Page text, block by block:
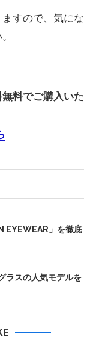
すので、気にな
料でご購入いた
EYEWEAR」を徹底
ラスの人気モデルを